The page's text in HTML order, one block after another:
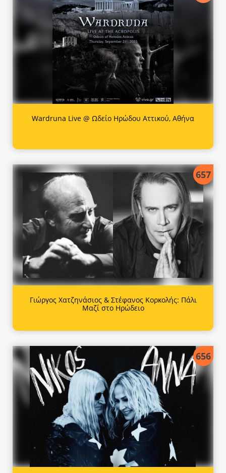
Wardruna Live @ Ωδείο Ηρώδου Αττικού, Αθήνα
657
Γιώργος Χατζηνάσιος & Στέφανος Κορκολής: Πάλι
Μαζί στο Ηρώδειο
656